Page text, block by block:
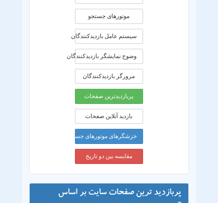
موتورهای جستجو
سیستم عامل بازدیدکنندگان
وضوح نمایشگر بازدیدکنندگان
مرورگر بازدیدکنندگان
پربازدیدترین صفحات
بازدید آنلاین صفحات
خزشگرهای موتورهای جستجو
مقایسه بین دو تاریخ
پربازدید ترین صفحات سایت بر اساس